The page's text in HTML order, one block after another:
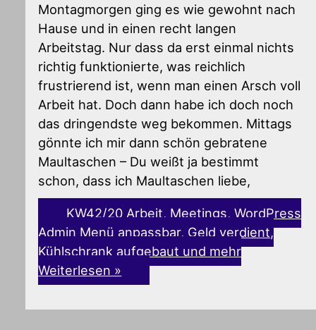
Montagmorgen ging es wie gewohnt nach
Hause und in einen recht langen
Arbeitstag. Nur dass da erst einmal nichts
richtig funktionierte, was reichlich
frustrierend ist, wenn man einen Arsch voll
Arbeit hat. Doch dann habe ich doch noch
das dringendste weg bekommen. Mittags
gönnte ich mir dann schön gebratene
Maultaschen – Du weißt ja bestimmt
schon, dass ich Maultaschen liebe,
KW42/20 Arbeit, Meetings, WordPress
Admin Menü anpassbar, Geld verdient,
Kühlschrank aufgebaut und mehr
Weiterlesen »